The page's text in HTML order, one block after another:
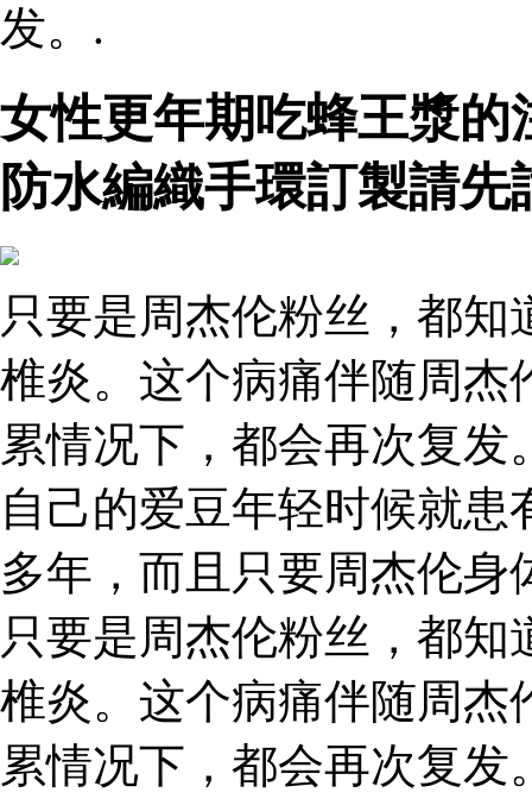
发。.
女性更年期吃蜂王漿
防水編織手環訂製請
只要是周杰伦粉丝，都
椎炎。这个病痛伴随周杰
累情况下，都会再次复
自己的爱豆年轻时候就
多年，而且只要周杰伦
只要是周杰伦粉丝，都
椎炎。这个病痛伴随周杰
累情况下，都会再次复发